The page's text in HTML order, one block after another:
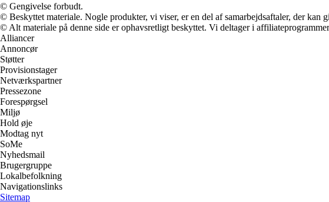
© Gengivelse forbudt.
© Beskyttet materiale. Nogle produkter, vi viser, er en del af samarbejdsaftaler, der kan
© Alt materiale på denne side er ophavsretligt beskyttet. Vi deltager i
Alliancer
Annoncør
Støtter
Provisionstager
Netværkspartner
Pressezone
Forespørgsel
Miljø
Hold øje
Modtag nyt
SoMe
Nyhedsmail
Brugergruppe
Lokalbefolkning
Navigationslinks
Sitemap